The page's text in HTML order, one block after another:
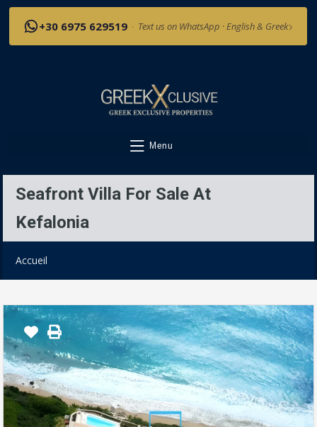
+30 6975 629519 · Text us on WhatsApp · English & Greek›
Menu
Seafront Villa For Sale At
Kefalonia
Accueil